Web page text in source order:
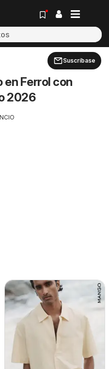
Suscríbase
Ferrol con
2026